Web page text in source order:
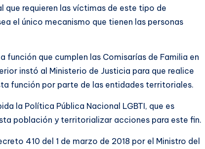
requieren las víctimas de este tipo de
el único mecanismo que tienen las personas
que cumplen las Comisarías de Familia en
instó al Ministerio de Justicia para que realice
función por parte de las entidades territoriales.
la Política Pública Nacional LGBTI, que es
población y territorializar acciones para este fin.
410 del 1 de marzo de 2018 por el Ministro del